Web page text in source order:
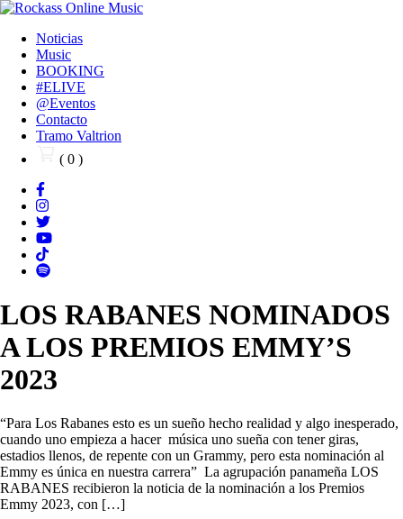
Noticias
Music
BOOKING
#ELIVE
@Eventos
Contacto
Tramo Valtrion
( 0 )
LOS RABANES NOMINADOS
A LOS PREMIOS EMMY’S
2023
“Para Los Rabanes esto es un sueño hecho realidad y algo inesperado,
cuando uno empieza a hacer música uno sueña con tener giras,
estadios llenos, de repente con un Grammy, pero esta nominación al
Emmy es única en nuestra carrera” La agrupación panameña LOS
RABANES recibieron la noticia de la nominación a los Premios
Emmy 2023, con […]